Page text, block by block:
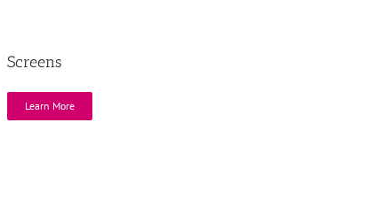
Screens
Learn More